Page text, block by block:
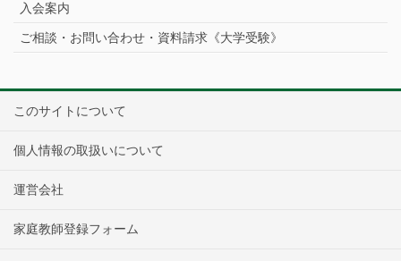
入会案内
ご相談・お問い合わせ・資料請求《大学受験》
このサイトについて
個人情報の取扱いについて
運営会社
家庭教師登録フォーム